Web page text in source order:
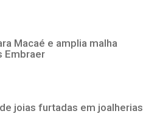
Macaé e amplia malha
Embraer
joias furtadas em joalherias